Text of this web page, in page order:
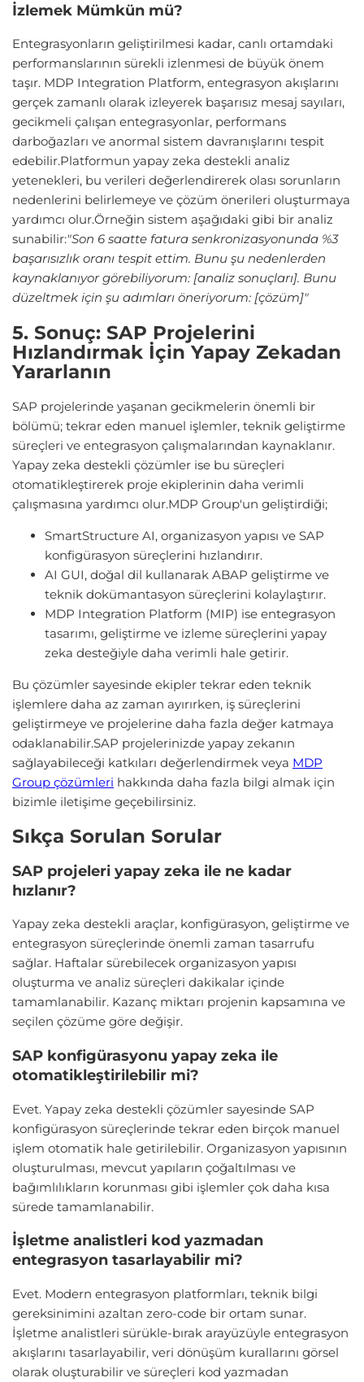
İzlemek Mümkün mü?
Entegrasyonların geliştirilmesi kadar, canlı ortamdaki
performanslarının sürekli izlenmesi de büyük önem
taşır. MDP Integration Platform, entegrasyon akışlarını
gerçek zamanlı olarak izleyerek başarısız mesaj sayıları,
gecikmeli çalışan entegrasyonlar, performans
darboğazları ve anormal sistem davranışlarını tespit
edebilir.Platformun yapay zeka destekli analiz
yetenekleri, bu verileri değerlendirerek olası sorunların
nedenlerini belirlemeye ve çözüm önerileri oluşturmaya
yardımcı olur.Örneğin sistem aşağıdaki gibi bir analiz
sunabilir:"Son 6 saatte fatura senkronizasyonunda %3
başarısızlık oranı tespit ettim. Bunu şu nedenlerden
kaynaklanıyor görebiliyorum: [analiz sonuçları]. Bunu
düzeltmek için şu adımları öneriyorum: [çözüm]"
5. Sonuç: SAP Projelerini
Hızlandırmak İçin Yapay Zekadan
Yararlanın
SAP projelerinde yaşanan gecikmelerin önemli bir
bölümü; tekrar eden manuel işlemler, teknik geliştirme
süreçleri ve entegrasyon çalışmalarından kaynaklanır.
Yapay zeka destekli çözümler ise bu süreçleri
otomatikleştirerek proje ekiplerinin daha verimli
çalışmasına yardımcı olur.MDP Group'un geliştirdiği;
SmartStructure AI, organizasyon yapısı ve SAP
konfigürasyon süreçlerini hızlandırır.
AI GUI, doğal dil kullanarak ABAP geliştirme ve
teknik dokümantasyon süreçlerini kolaylaştırır.
MDP Integration Platform (MIP) ise entegrasyon
tasarımı, geliştirme ve izleme süreçlerini yapay
zeka desteğiyle daha verimli hale getirir.
Bu çözümler sayesinde ekipler tekrar eden teknik
işlemlere daha az zaman ayırırken, iş süreçlerini
geliştirmeye ve projelerine daha fazla değer katmaya
odaklanabilir.SAP projelerinizde yapay zekanın
sağlayabileceği katkıları değerlendirmek veya MDP
Group çözümleri hakkında daha fazla bilgi almak için
bizimle iletişime geçebilirsiniz.
Sıkça Sorulan Sorular
SAP projeleri yapay zeka ile ne kadar
hızlanır?
Yapay zeka destekli araçlar, konfigürasyon, geliştirme ve
entegrasyon süreçlerinde önemli zaman tasarrufu
sağlar. Haftalar sürebilecek organizasyon yapısı
oluşturma ve analiz süreçleri dakikalar içinde
tamamlanabilir. Kazanç miktarı projenin kapsamına ve
seçilen çözüme göre değişir.
SAP konfigürasyonu yapay zeka ile
otomatikleştirilebilir mi?
Evet. Yapay zeka destekli çözümler sayesinde SAP
konfigürasyon süreçlerinde tekrar eden birçok manuel
işlem otomatik hale getirilebilir. Organizasyon yapısının
oluşturulması, mevcut yapıların çoğaltılması ve
bağımlılıkların korunması gibi işlemler çok daha kısa
sürede tamamlanabilir.
İşletme analistleri kod yazmadan
entegrasyon tasarlayabilir mi?
Evet. Modern entegrasyon platformları, teknik bilgi
gereksinimini azaltan zero-code bir ortam sunar.
İşletme analistleri sürükle-bırak arayüzüyle entegrasyon
akışlarını tasarlayabilir, veri dönüşüm kurallarını görsel
olarak oluşturabilir ve süreçleri kod yazmadan